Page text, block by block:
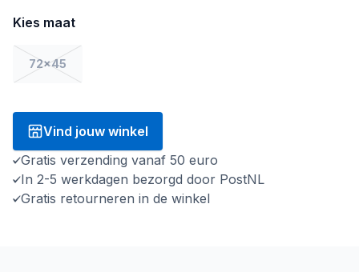
Kies maat
72x45
Vind jouw winkel
Gratis verzending vanaf 50 euro
In 2-5 werkdagen bezorgd door PostNL
Gratis retourneren in de winkel